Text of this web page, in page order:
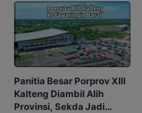
Panitia Besar Porprov Xlll
Kalteng Diambil Alih
Provinsi, Sekda Jadi